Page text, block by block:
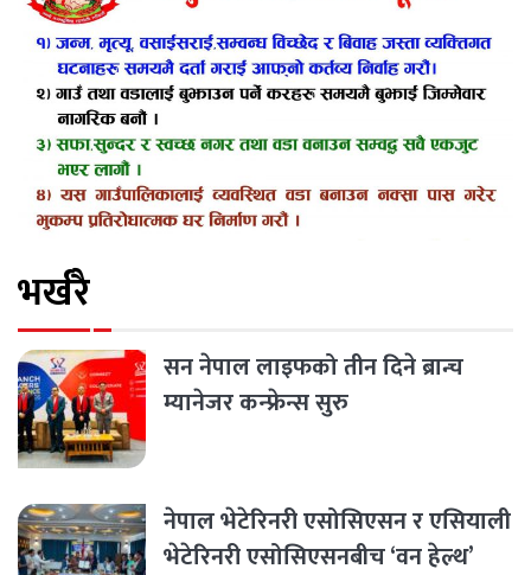
भर्खरै
सन नेपाल लाइफको तीन दिने ब्रान्च
म्यानेजर कन्फ्रेन्स सुरु
नेपाल भेटेरिनरी एसोसिएसन र एसियाली
भेटेरिनरी एसोसिएसनबीच ‘वन हेल्थ’